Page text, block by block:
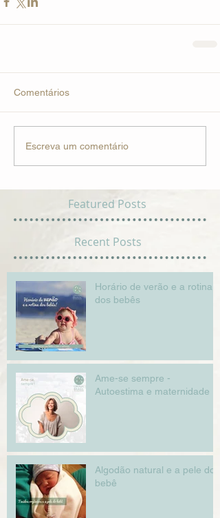
Comentários
Escreva um comentário
Featured Posts
Recent Posts
Horário de verão e a rotina
dos bebês
Ame-se sempre -
Autoestima e maternidade
Algodão natural e a pele do
bebê